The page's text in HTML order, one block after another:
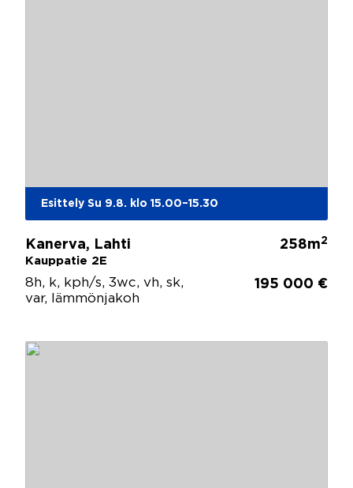
Esittely Su 9.8. klo 15.00–15.30
Kanerva, Lahti
Kauppatie 2E
258m2
8h, k, kph/s, 3wc, vh, sk,
var, lämmönjakoh
195 000 €